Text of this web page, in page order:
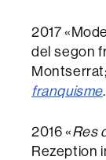
2017
del segon
franquisme
2016 «Res
Rezeption